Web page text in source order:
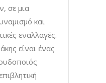
σε μια
και
εναλλαγές.
είναι ένας